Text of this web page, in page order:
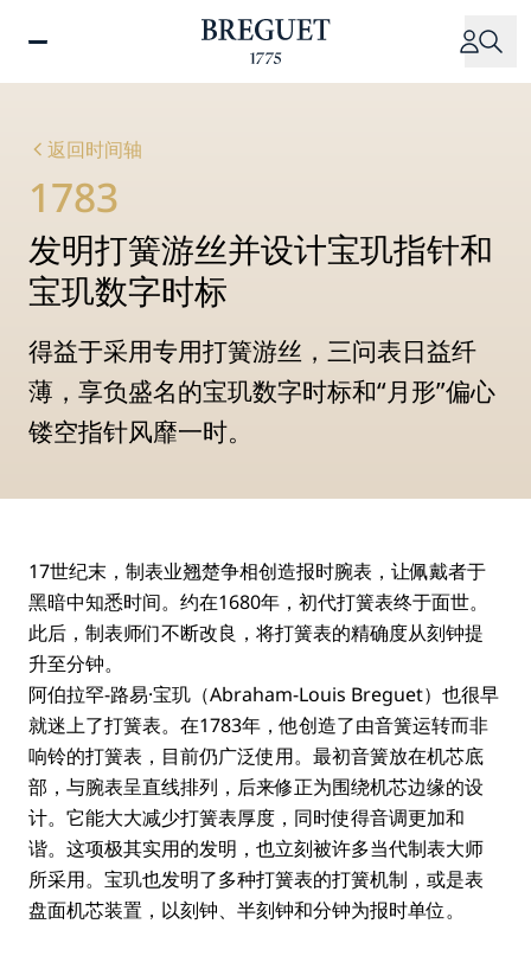
返回时间轴
1783
发明打簧游丝并设计宝玑指针和
宝玑数字时标
得益于采用专用打簧游丝，三问表日益纤
薄，享负盛名的宝玑数字时标和“月形”偏心
镂空指针风靡一时。
17世纪末，制表业翘楚争相创造报时腕表，让佩戴者于
黑暗中知悉时间。约在1680年，初代打簧表终于面世。
此后，制表师们不断改良，将打簧表的精确度从刻钟提
升至分钟。
阿伯拉罕-路易·宝玑（Abraham-Louis Breguet）也很早
就迷上了打簧表。在1783年，他创造了由音簧运转而非
响铃的打簧表，目前仍广泛使用。最初音簧放在机芯底
部，与腕表呈直线排列，后来修正为围绕机芯边缘的设
计。它能大大减少打簧表厚度，同时使得音调更加和
谐。这项极其实用的发明，也立刻被许多当代制表大师
所采用。宝玑也发明了多种打簧表的打簧机制，或是表
盘面机芯装置，以刻钟、半刻钟和分钟为报时单位。